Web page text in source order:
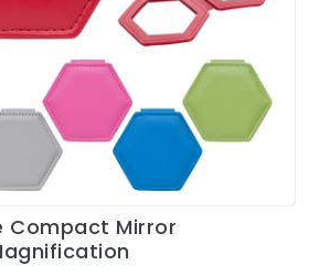
Ver Detalles
Compact Mirror